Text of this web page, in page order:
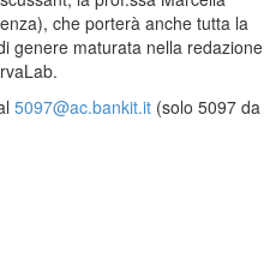
che porterà anche tutta la
genere maturata nella redazione
5097@ac.bankit.it(solo 5097 da